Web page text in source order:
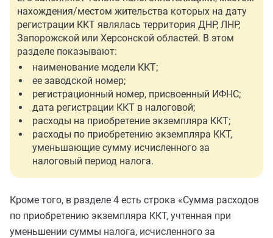
нахождения/местом жительства которых на дату
регистрации ККТ являлась территория ДНР, ЛНР,
Запорожской или Херсонской областей. В этом
разделе показывают:
наименование модели ККТ;
ее заводской номер;
регистрационный номер, присвоенный ИФНС;
дата регистрации ККТ в налоговой;
расходы на приобретение экземпляра ККТ;
расходы по приобретению экземпляра ККТ,
уменьшающие сумму исчисленного за
налоговый период налога.
Кроме того, в разделе 4 есть строка «Сумма расходов
по приобретению экземпляра ККТ, учтенная при
уменьшении суммы налога, исчисленного за